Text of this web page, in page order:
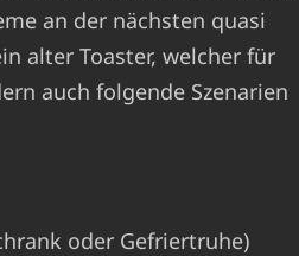
an der nächsten quasi
alter Toaster, welcher für
auch folgende Szenarien
oder Gefriertruhe)